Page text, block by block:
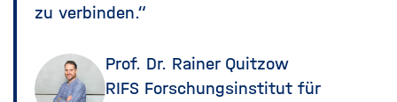
zu verbinden.“
Prof. Dr. Rainer Quitzow
RIFS Forschungsinstitut für